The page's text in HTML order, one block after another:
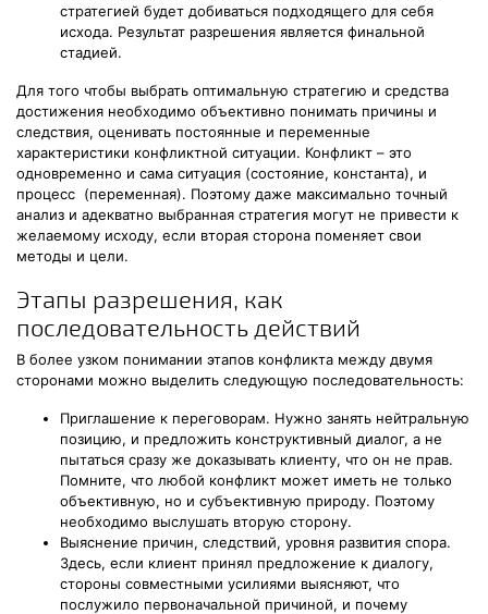
стратегией будет добиваться подходящего для себя
исхода. Результат разрешения является финальной
стадией.
Для того чтобы выбрать оптимальную стратегию и средства
достижения необходимо объективно понимать причины и
следствия, оценивать постоянные и переменные
характеристики конфликтной ситуации. Конфликт – это
одновременно и сама ситуация (состояние, константа), и
процесс (переменная). Поэтому даже максимально точный
анализ и адекватно выбранная стратегия могут не привести к
желаемому исходу, если вторая сторона поменяет свои
методы и цели.
Этапы разрешения, как
последовательность действий
В более узком понимании этапов конфликта между двумя
сторонами можно выделить следующую последовательность:
Приглашение к переговорам. Нужно занять нейтральную
позицию, и предложить конструктивный диалог, а не
пытаться сразу же доказывать клиенту, что он не прав.
Помните, что любой конфликт может иметь не только
объективную, но и субъективную природу. Поэтому
необходимо выслушать вторую сторону.
Выяснение причин, следствий, уровня развития спора.
Здесь, если клиент принял предложение к диалогу,
стороны совместными усилиями выясняют, что
послужило первоначальной причиной, и почему